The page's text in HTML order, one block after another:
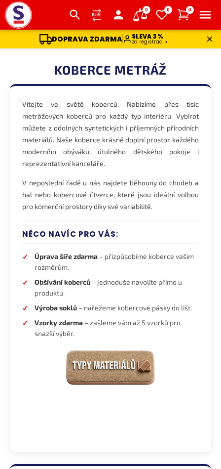
DOPRAVA ZDARMA SLEVA 3 %
za registraci
0 0 0
KOBERCE METRÁŽ
Vítejte ve světě koberců. Nabízíme přes tisíc
metrážových koberců pro každý typ interiéru. Vybírat
můžete z odolných syntetických i příjemných přírodních
materiálů. Naše koberce krásně doplní prostor každého
moderního obýváku, útulného dětského pokoje i
reprezentativní kanceláře.
V neposlední řadě u nás najdete běhouny do chodeb a
hal nebo kobercové čtverce, které jsou ideální volbou
pro komerční prostory díky své variabilitě.
NĚCO NAVÍC PRO VÁS:
Úprava šíře zdarma – přizpůsobíme koberce vašim
rozměrům.
Obšívání koberců – jednoduše navolíte přímo u
produktu.
Výroba soklů – nařežeme kobercové pásky do lišt.
Vzorky zdarma – zašleme vám až 5 vzorků pro
snazší výběr.